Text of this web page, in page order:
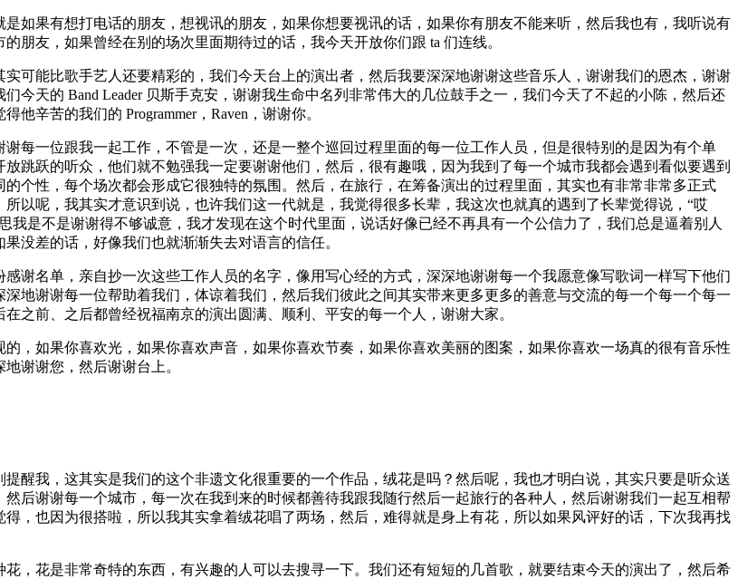
如果有想打电话的朋友，想视讯的朋友，如果你想要视讯的话，如果你有朋友不能来听，然后我也有，我听说有
朋友，如果曾经在别的场次里面期待过的话，我今天开放你们跟 ta 们连线。
可能比歌手艺人还要精彩的，我们今天台上的演出者，然后我要深深地谢谢这些音乐人，谢谢我们的恩杰，谢谢
今天的 Band Leader 贝斯手克安，谢谢我生命中名列非常伟大的几位鼓手之一，我们今天了不起的小陈，然后还
辛苦的我们的 Programmer，Raven，谢谢你。
每一位跟我一起工作，不管是一次，还是一整个巡回过程里面的每一位工作人员，但是很特别的是因为有个单
跳跃的听众，他们就不勉强我一定要谢谢他们，然后，很有趣哦，因为我到了每一个城市我都会遇到看似要遇到
个性，每个场次都会形成它很独特的氛围。然后，在旅行，在筹备演出的过程里面，其实也有非常非常多正式
以呢，我其实才意识到说，也许我们这一代就是，我觉得很多长辈，我这次也就真的遇到了长辈觉得说，“哎
是不是谢谢得不够诚意，我才发现在这个时代里面，说话好像已经不再具有一个公信力了，我们总是逼着别人
没差的话，好像我们也就渐渐失去对语言的信任。
谢名单，亲自抄一次这些工作人员的名字，像用写心经的方式，深深地谢谢每一个我愿意像写歌词一样写下他们
地谢谢每一位帮助着我们，体谅着我们，然后我们彼此之间其实带来更多更多的善意与交流的每一个每一个每一
之前、之后都曾经祝福南京的演出圆满、顺利、平安的每一个人，谢谢大家。
，如果你喜欢光，如果你喜欢声音，如果你喜欢节奏，如果你喜欢美丽的图案，如果你喜欢一场真的很有音乐性
谢谢您，然后谢谢台上。
醒我，这其实是我们的这个非遗文化很重要的一个作品，绒花是吗？然后呢，我也才明白说，其实只要是听众送
后谢谢每一个城市，每一次在我到来的时候都善待我跟我随行然后一起旅行的各种人，然后谢谢我们一起互相帮
，也因为很搭啦，所以我其实拿着绒花唱了两场，然后，难得就是身上有花，所以如果风评好的话，下次我再找
，花是非常奇特的东西，有兴趣的人可以去搜寻一下。我们还有短短的几首歌，就要结束今天的演出了，然后希